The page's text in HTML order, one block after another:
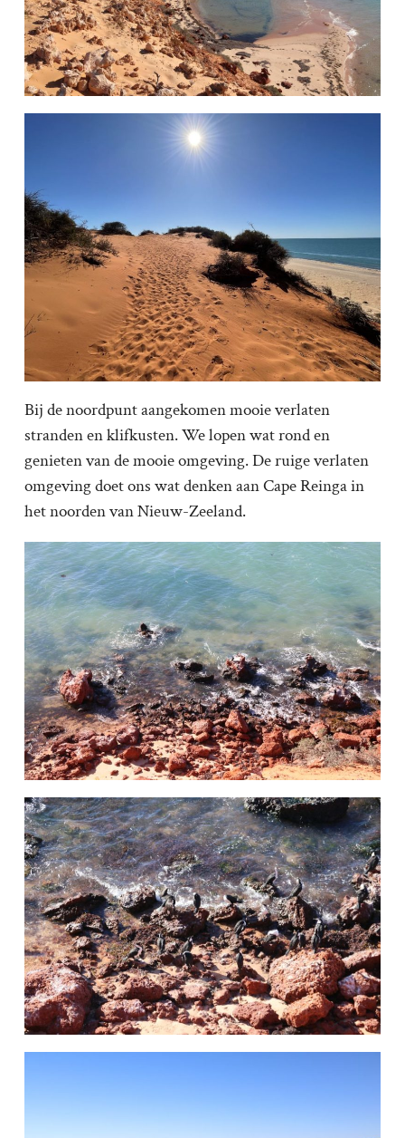
Bij de noordpunt aangekomen mooie verlaten
stranden en klifkusten. We lopen wat rond en
genieten van de mooie omgeving. De ruige verlaten
omgeving doet ons wat denken aan Cape Reinga in
het noorden van Nieuw-Zeeland.